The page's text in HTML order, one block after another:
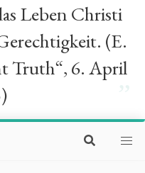
Leben Christi
(E.
Truth“, 6. April